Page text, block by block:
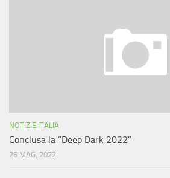
NOTIZIE ITALIA
Conclusa la “Deep Dark 2022”
26 MAG, 2022